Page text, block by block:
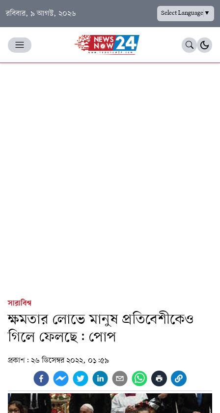
রবিবার, ৯ আগস্ট, ২০২৬ Select Language▼
সারাবিশ্ব
ক্ষমতার লোভে মানুষ প্রতিবেশীকেও
গিলে ফেলছে: পোপ
প্রকাশ: ২৬ ডিসেম্বর ২০২২, ০১:৫৯